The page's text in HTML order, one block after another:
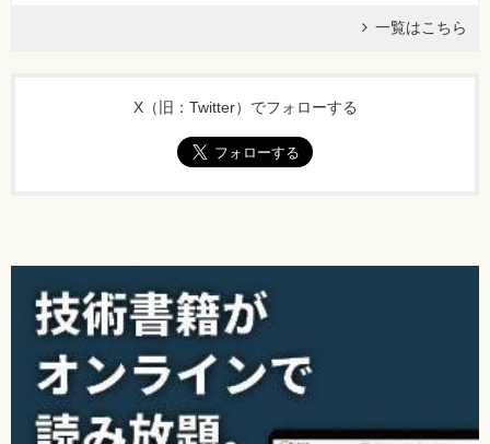
一覧はこちら
X（旧：Twitter）でフォローする